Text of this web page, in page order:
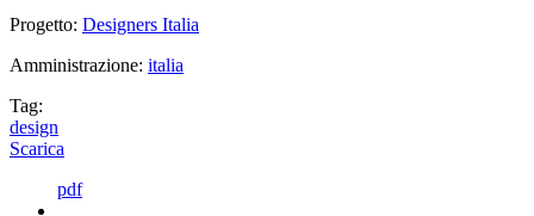
Progetto: Designers Italia
Amministrazione: italia
Tag:
design
Scarica
pdf